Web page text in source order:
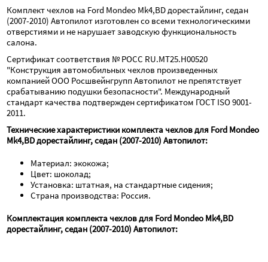
Комплект чехлов на Ford Mondeo Mk4,BD дорестайлинг, седан
(2007-2010) Автопилот изготовлен со всеми технологическими
отверстиями и не нарушает заводскую функциональность
салона.
Сертификат соответствия № РОСС RU.МТ25.Н00520
"Конструкция автомобильных чехлов произведенных
компанией ООО Росшвейнгрупп Автопилот не препятствует
срабатыванию подушки безопасности". Международный
стандарт качества подтвержден сертификатом ГОСТ ISO 9001-
2011.
Технические характеристики комплекта чехлов для Ford Mondeo
Mk4,BD дорестайлинг, седан (2007-2010) Автопилот:
Материал: экокожа;
Цвет: шоколад;
Установка: штатная, на стандартные сидения;
Страна производства: Россия.
Комплектация комплекта чехлов для Ford Mondeo Mk4,BD
дорестайлинг, седан (2007-2010) Автопилот: